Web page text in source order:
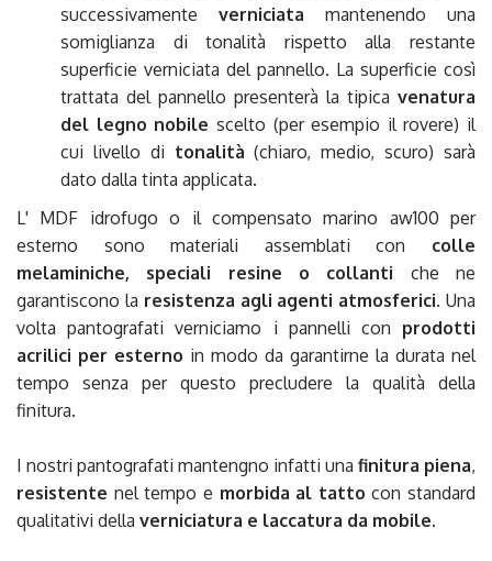
successivamente verniciata mantenendo una
somiglianza di tonalità rispetto alla restante
superficie verniciata del pannello. La superficie così
trattata del pannello presenterà la tipica venatura
del legno nobile scelto (per esempio il rovere) il
cui livello di tonalità (chiaro, medio, scuro) sarà
dato dalla tinta applicata.
L' MDF idrofugo o il compensato marino aw100 per
esterno sono materiali assemblati con colle
melaminiche, speciali resine o collanti che ne
garantiscono la resistenza agli agenti atmosferici. Una
volta pantografati verniciamo i pannelli con prodotti
acrilici per esterno in modo da garantirne la durata nel
tempo senza per questo precludere la qualità della
finitura.
I nostri pantografati mantengno infatti una finitura piena,
resistente nel tempo e morbida al tatto con standard
qualitativi della verniciatura e laccatura da mobile.